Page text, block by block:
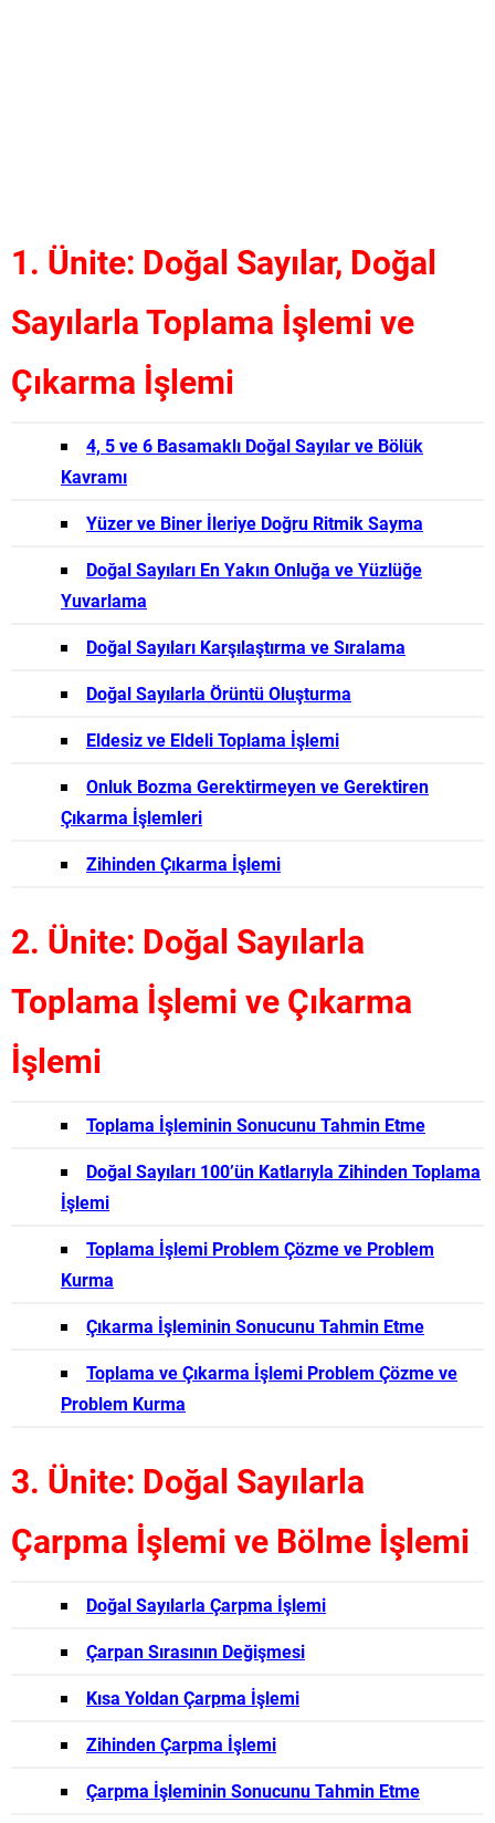
1. Ünite: Doğal Sayılar, Doğal
Sayılarla Toplama İşlemi ve
Çıkarma İşlemi
4, 5 ve 6 Basamaklı Doğal Sayılar ve Bölük
Kavramı
Yüzer ve Biner İleriye Doğru Ritmik Sayma
Doğal Sayıları En Yakın Onluğa ve Yüzlüğe
Yuvarlama
Doğal Sayıları Karşılaştırma ve Sıralama
Doğal Sayılarla Örüntü Oluşturma
Eldesiz ve Eldeli Toplama İşlemi
Onluk Bozma Gerektirmeyen ve Gerektiren
Çıkarma İşlemleri
Zihinden Çıkarma İşlemi
2. Ünite: Doğal Sayılarla
Toplama İşlemi ve Çıkarma
İşlemi
Toplama İşleminin Sonucunu Tahmin Etme
Doğal Sayıları 100’ün Katlarıyla Zihinden Toplama
İşlemi
Toplama İşlemi Problem Çözme ve Problem
Kurma
Çıkarma İşleminin Sonucunu Tahmin Etme
Toplama ve Çıkarma İşlemi Problem Çözme ve
Problem Kurma
3. Ünite: Doğal Sayılarla
Çarpma İşlemi ve Bölme İşlemi
Doğal Sayılarla Çarpma İşlemi
Çarpan Sırasının Değişmesi
Kısa Yoldan Çarpma İşlemi
Zihinden Çarpma İşlemi
Çarpma İşleminin Sonucunu Tahmin Etme